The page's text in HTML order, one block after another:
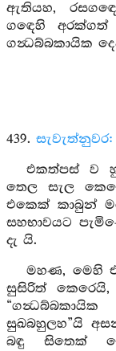
ඇතියහ,
ගඳෙහි
ගන්‍ධබ්බකායික
439. සැවැත්නුවර:
එකත්පස් ව
තෙල සැල
එකෙක් කාබුන්
සහභාවයට
දැ යි.
මහණ, මෙහි
සුසිරිත්
සුඛබහුලහ”යි
බඳු සිතෙක්